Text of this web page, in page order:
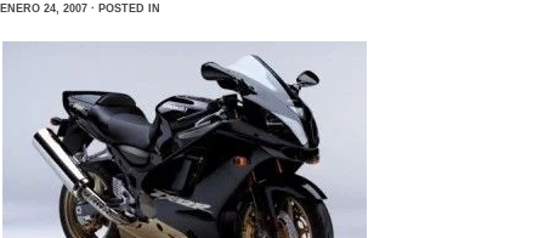
ENERO 24, 2007 · POSTED IN